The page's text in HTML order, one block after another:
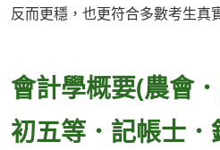
反而更穩，也更符合多數考生真
會計學概要(農會
初五等．記帳士